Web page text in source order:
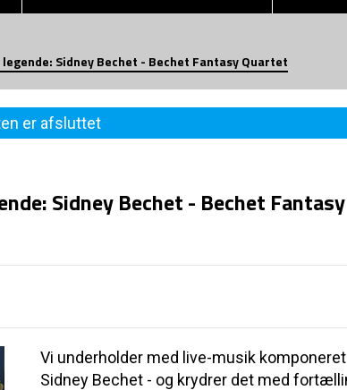
Sidney Bechet - Bechet Fantasy Quartet
er afsluttet
Sidney Bechet - Bechet
Vi underholder med live-musik
Sidney Bechet - og krydrer det med